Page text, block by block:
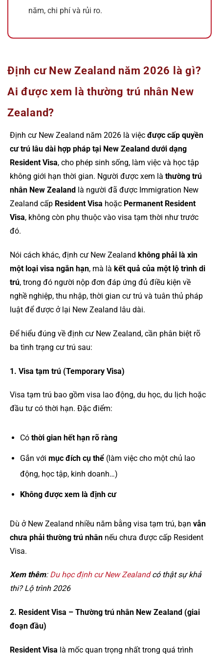
năm, chi phí và rủi ro.
Định cư New Zealand năm 2026 là gì?
Ai được xem là thường trú nhân New
Zealand?
Định cư New Zealand năm 2026 là việc được cấp quyền
cư trú lâu dài hợp pháp tại New Zealand dưới dạng
Resident Visa, cho phép sinh sống, làm việc và học tập
không giới hạn thời gian. Người được xem là thường trú
nhân New Zealand là người đã được Immigration New
Zealand cấp Resident Visa hoặc Permanent Resident
Visa, không còn phụ thuộc vào visa tạm thời như trước
đó.
Nói cách khác, định cư New Zealand không phải là xin
một loại visa ngắn hạn, mà là kết quả của một lộ trình di
trú, trong đó người nộp đơn đáp ứng đủ điều kiện về
nghề nghiệp, thu nhập, thời gian cư trú và tuân thủ pháp
luật để được ở lại New Zealand lâu dài.
Để hiểu đúng về định cư New Zealand, cần phân biệt rõ
ba tình trạng cư trú sau:
1. Visa tạm trú (Temporary Visa)
Visa tạm trú bao gồm visa lao động, du học, du lịch hoặc
đầu tư có thời hạn. Đặc điểm:
Có thời gian hết hạn rõ ràng
Gắn với mục đích cụ thể(làm việc cho một chủ lao
động, học tập, kinh doanh…)
Không được xem là định cư
Dù ở New Zealand nhiều năm bằng visa tạm trú, bạn vẫn
chưa phải thường trú nhân nếu chưa được cấp Resident
Visa.
Xem thêm: Du học định cư New Zealandcó thật sự khả
thi? Lộ trình 2026
2. Resident Visa – Thường trú nhân New Zealand (giai
đoạn đầu)
Resident Visa là mốc quan trọng nhất trong quá trình